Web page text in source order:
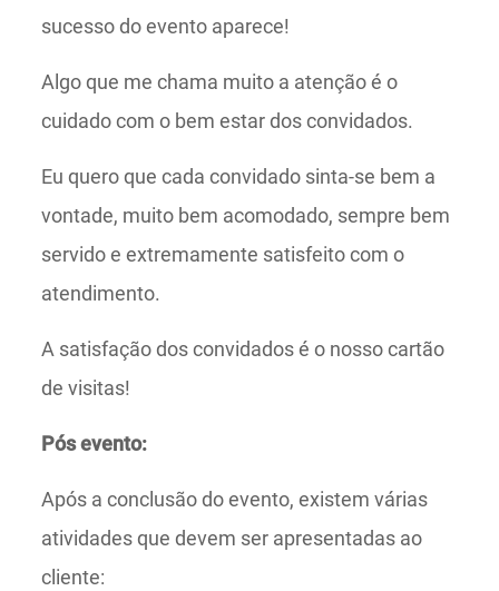
sucesso do evento aparece!
Algo que me chama muito a atenção é o
cuidado com o bem estar dos convidados.
Eu quero que cada convidado sinta-se bem a
vontade, muito bem acomodado, sempre bem
servido e extremamente satisfeito com o
atendimento.
A satisfação dos convidados é o nosso cartão
de visitas!
Pós evento:
Após a conclusão do evento, existem várias
atividades que devem ser apresentadas ao
cliente: